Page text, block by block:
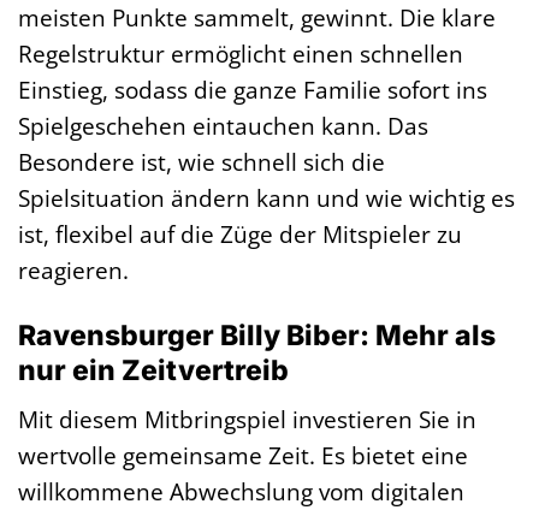
meisten Punkte sammelt, gewinnt. Die klare
Regelstruktur ermöglicht einen schnellen
Einstieg, sodass die ganze Familie sofort ins
Spielgeschehen eintauchen kann. Das
Besondere ist, wie schnell sich die
Spielsituation ändern kann und wie wichtig es
ist, flexibel auf die Züge der Mitspieler zu
reagieren.
Ravensburger Billy Biber: Mehr als
nur ein Zeitvertreib
Mit diesem Mitbringspiel investieren Sie in
wertvolle gemeinsame Zeit. Es bietet eine
willkommene Abwechslung vom digitalen